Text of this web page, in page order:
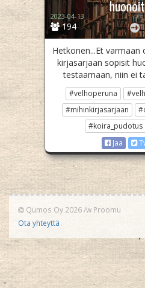
194
2023-04-13
Hetkonen...Et
kirjasarjaan sopisit
testaamaan, niin ei
#velhoperuna
#mihinkirjasarjaan
#koira_pudotus
Jaa
Qumos Oy 2026/w Proomu
Ota yhteyttä